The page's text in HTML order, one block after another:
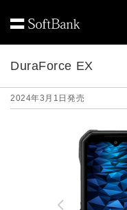
DuraForce EX
2024年3月1日発売